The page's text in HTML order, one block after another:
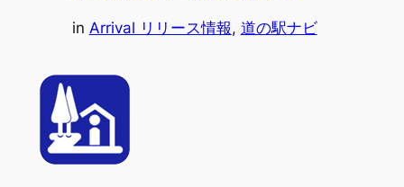
in Arrival リリース情報, 道の駅ナビ